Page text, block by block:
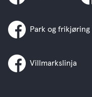
Park og frikjøring
Villmarkslinja